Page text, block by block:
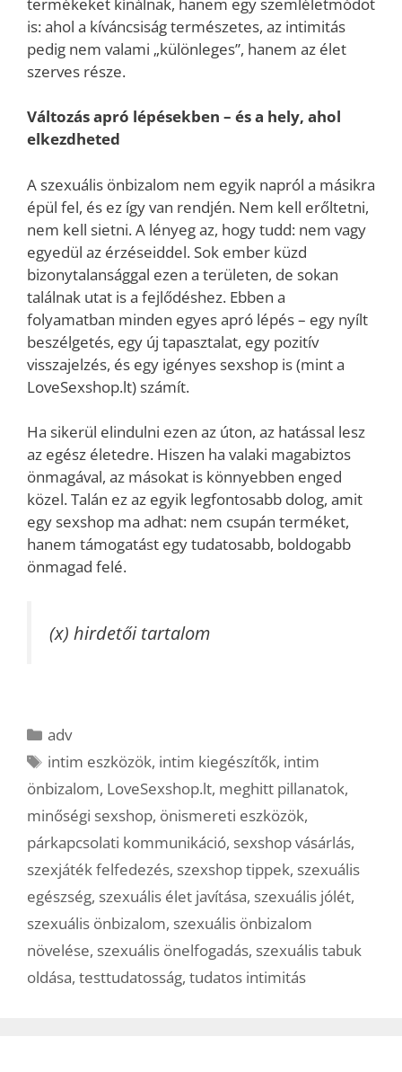
is: ahol a kíváncsiság természetes, az intimitás
pedig nem valami „különleges”, hanem az élet
szerves része.
Változás apró lépésekben – és a hely, ahol
elkezdheted
A szexuális önbizalom nem egyik napról a másikra
épül fel, és ez így van rendjén. Nem kell erőltetni,
nem kell sietni. A lényeg az, hogy tudd: nem vagy
egyedül az érzéseiddel. Sok ember küzd
bizonytalansággal ezen a területen, de sokan
találnak utat is a fejlődéshez. Ebben a
folyamatban minden egyes apró lépés – egy nyílt
beszélgetés, egy új tapasztalat, egy pozitív
visszajelzés, és egy igényes sexshop is (mint a
LoveSexshop.lt) számít.
Ha sikerül elindulni ezen az úton, az hatással lesz
az egész életedre. Hiszen ha valaki magabiztos
önmagával, az másokat is könnyebben enged
közel. Talán ez az egyik legfontosabb dolog, amit
egy sexshop ma adhat: nem csupán terméket,
hanem támogatást egy tudatosabb, boldogabb
önmagad felé.
(x) hirdetői tartalom
Kategória
adv
Címkék
intim eszközök, intim kiegészítők, intim
önbizalom, LoveSexshop.lt, meghitt pillanatok,
minőségi sexshop, önismereti eszközök,
párkapcsolati kommunikáció, sexshop vásárlás,
szexjáték felfedezés, szexshop tippek, szexuális
egészség, szexuális élet javítása, szexuális jólét,
szexuális önbizalom, szexuális önbizalom
növelése, szexuális önelfogadás, szexuális tabuk
oldása, testtudatosság, tudatos intimitás